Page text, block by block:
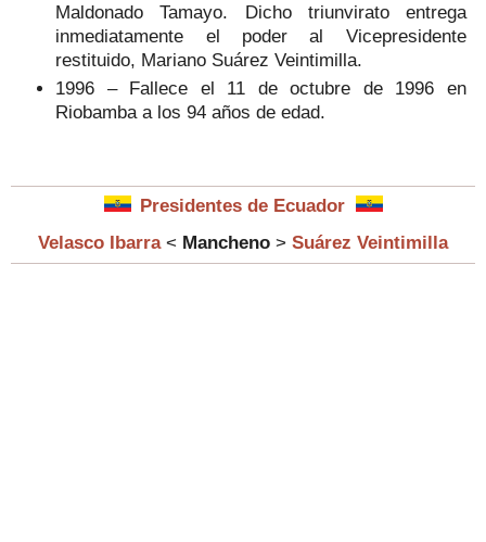
Maldonado Tamayo. Dicho triunvirato entrega
inmediatamente el poder al Vicepresidente
restituido, Mariano Suárez Veintimilla.
1996 – Fallece el 11 de octubre de 1996 en
Riobamba a los 94 años de edad.
Presidentes de Ecuador
Velasco Ibarra < Mancheno > Suárez Veintimilla